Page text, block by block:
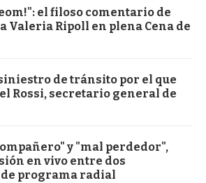
el filoso comentario de
Valeria Ripoll en plena Cena de
de tránsito por el que
Rossi, secretario general de
y "mal perdedor",
en vivo entre dos
programa radial